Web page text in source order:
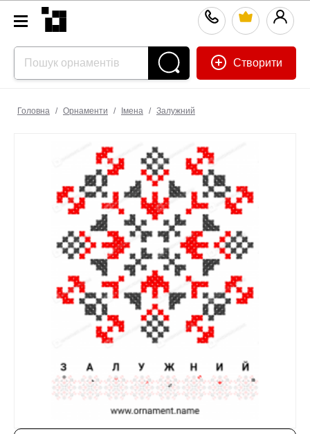
Створити
Головна / Орнаменти / Імена / Залужний